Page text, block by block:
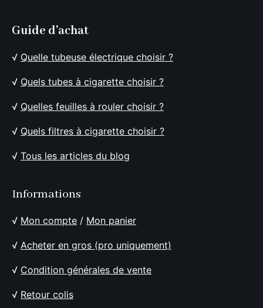
Guide d'achat
√ Quelle tubeuse électrique choisir ?
√ Quels tubes à cigarette choisir ?
√ Quelles feuilles à rouler choisir ?
√ Quels filtres à cigarette choisir ?
√ Tous les articles du blog
Informations
√ Mon compte / Mon panier
√ Acheter en gros (pro uniquement)
√ Condition générales de vente
√ Retour colis